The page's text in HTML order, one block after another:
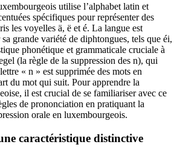
utilise l’alphabet latin et
spécifiques pour représenter des
les voyelles ä, ë et é. La langue est
grande variété de diphtongues, tels que éi,
phonétique et grammaticale cruciale à
(la règle de la suppression des n), qui
« n » est supprimée des mots en
du mot qui suit. Pour apprendre la
il est crucial de se familiariser avec ce
de prononciation en pratiquant la
orale en luxembourgeois.
caractéristique distinctive